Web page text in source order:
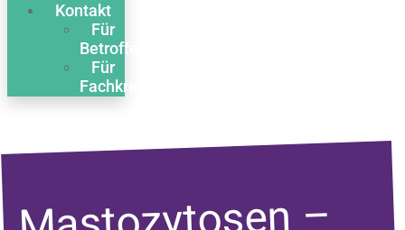
Kontakt
Für
Betroffene
Für
Fachkreise